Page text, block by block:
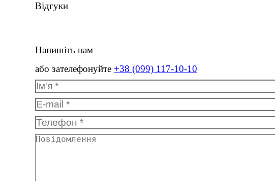
Відгуки
Напишіть нам
або зателефонуйте +38 (099) 117-10-10
Ім'я *
E-mail *
Телефон *
Повідомлення